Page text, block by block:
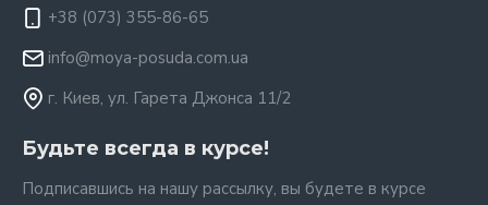
+38 (073) 355-86-65
info@moya-posuda.com.ua
г. Киев, ул. Гарета Джонса 11/2
Будьте всегда в курсе!
Подписавшись на нашу рассылку, вы будете в курсе